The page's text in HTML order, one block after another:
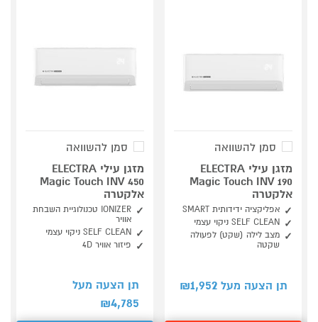
סמן להשוואה
מזגן עילי ELECTRA
Magic Touch INV 190
אלקטרה
אפליקציה ידידותית SMART
SELF CLEAN ניקוי עצמי
מצב לילה (שקט) לפעולה
שקטה
תן הצעה מעל ₪ 1,952
סמן להשוואה
מזגן עילי ELECTRA
Magic Touch INV 450
אלקטרה
IONIZER טכנולוגיית השבחת
אוויר
SELF CLEAN ניקוי עצמי
פיזור אוויר 4D
תן הצעה מעל
₪4,785